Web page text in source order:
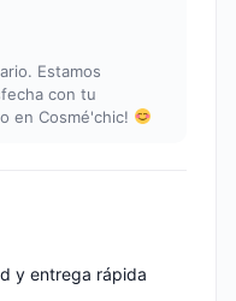
Estamos
con tu
en Cosmé'chic!
y entrega rápida